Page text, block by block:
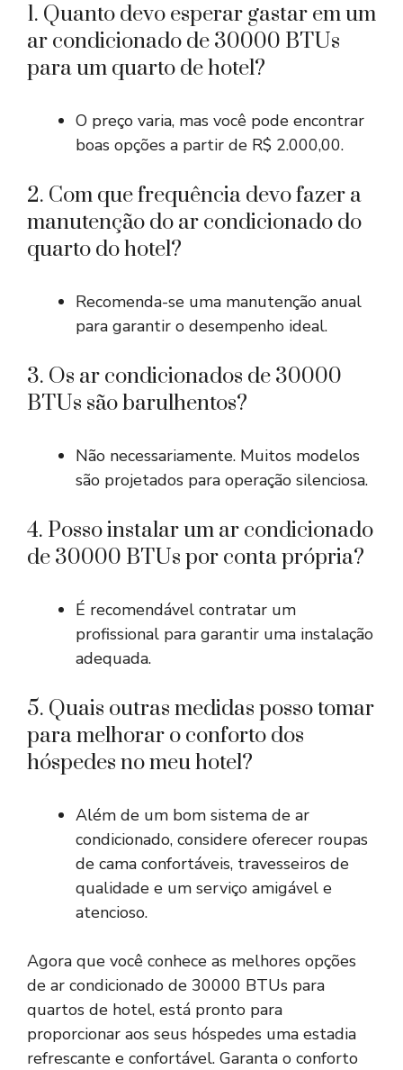
1. Quanto devo esperar gastar em um
ar condicionado de 30000 BTUs
para um quarto de hotel?
O preço varia, mas você pode encontrar
boas opções a partir de R$ 2.000,00.
2. Com que frequência devo fazer a
manutenção do ar condicionado do
quarto do hotel?
Recomenda-se uma manutenção anual
para garantir o desempenho ideal.
3. Os ar condicionados de 30000
BTUs são barulhentos?
Não necessariamente. Muitos modelos
são projetados para operação silenciosa.
4. Posso instalar um ar condicionado
de 30000 BTUs por conta própria?
É recomendável contratar um
profissional para garantir uma instalação
adequada.
5. Quais outras medidas posso tomar
para melhorar o conforto dos
hóspedes no meu hotel?
Além de um bom sistema de ar
condicionado, considere oferecer roupas
de cama confortáveis, travesseiros de
qualidade e um serviço amigável e
atencioso.
Agora que você conhece as melhores opções
de ar condicionado de 30000 BTUs para
quartos de hotel, está pronto para
proporcionar aos seus hóspedes uma estadia
refrescante e confortável. Garanta o conforto